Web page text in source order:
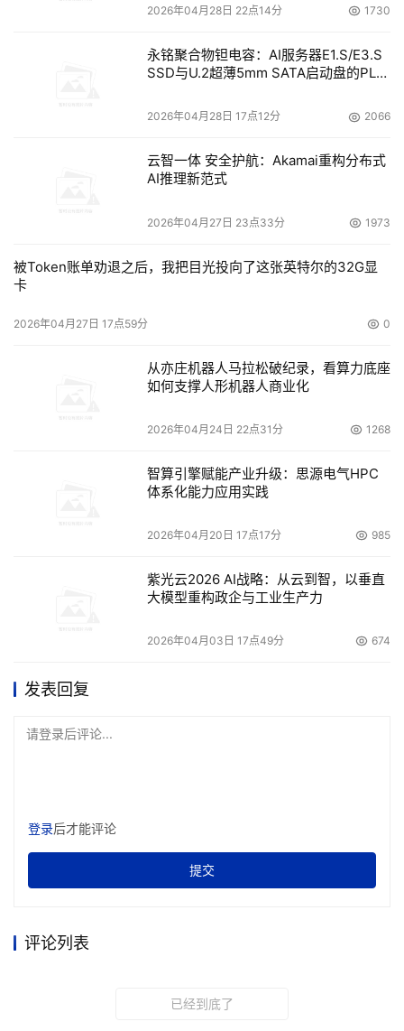
2026年04月28日 22点14分 1730
永铭聚合物钽电容：AI服务器E1.S/E3.S
SSD与U.2超薄5mm SATA启动盘的PLP
2026年04月28日 17点12分 2066
云智一体 安全护航：Akamai重构分布式
AI推理新范式
2026年04月27日 23点33分 1973
被Token账单劝退之后，我把目光投向了这张英特尔的32G显
卡
2026年04月27日 17点59分 0
从亦庄机器人马拉松破纪录，看算力底座
如何支撑人形机器人商业化
2026年04月24日 22点31分 1268
智算引擎赋能产业升级：思源电气HPC
体系化能力应用实践
2026年04月20日 17点17分 985
紫光云2026 AI战略：从云到智，以垂直
大模型重构政企与工业生产力
2026年04月03日 17点49分 674
发表回复
请登录后评论...
登录后才能评论
提交
评论列表
已经到底了